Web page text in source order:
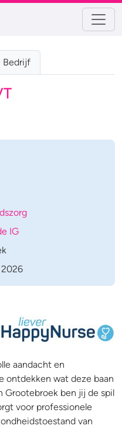
Bedrijf
IG
aandacht en
ontdekken wat deze baan
Grootebroek ben jij de spil
voor professionele
van